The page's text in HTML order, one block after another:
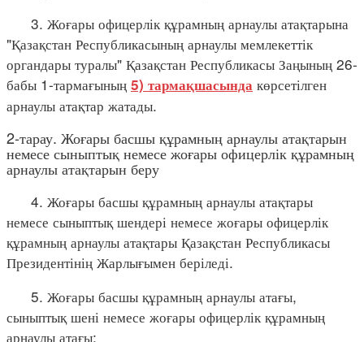
3. Жоғары офицерлік құрамның арнаулы атақтарына
"Қазақстан Республикасының арнаулы мемлекеттік
органдары туралы" Қазақстан Республикасы Заңының 26-
бабы 1-тармағының 5) тармақшасында көрсетілген
арнаулы атақтар жатады.
2-тарау. Жоғары басшы құрамның арнаулы атақтарын
немесе сыныптық немесе жоғары офицерлік құрамның
арнаулы атақтарын беру
4. Жоғары басшы құрамның арнаулы атақтары
немесе сыныптық шендері немесе жоғары офицерлік
құрамның арнаулы атақтары Қазақстан Республикасы
Президентінің Жарлығымен беріледі.
5. Жоғары басшы құрамның арнаулы атағы,
сыныптық шені немесе жоғары офицерлік құрамның
арнаулы атағы: